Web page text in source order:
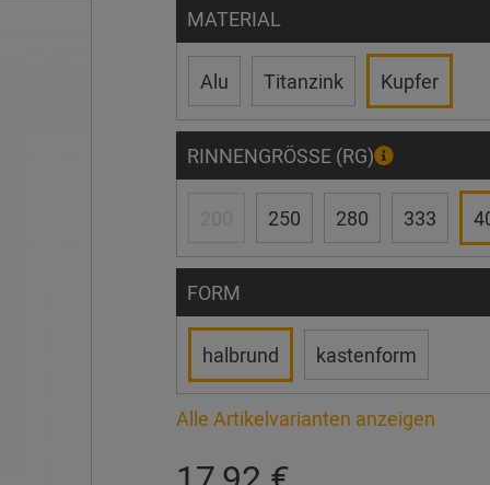
MATERIAL
Alu Titanzink Kupfer
RINNENGRÖSSE (RG)
250 280 333
FORM
halbrund kastenform
Alle Artikelvarianten anzeigen